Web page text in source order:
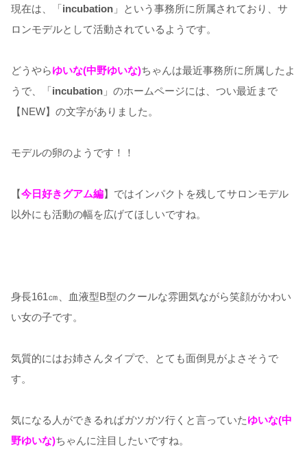
現在は、「incubation 」という事務所に所属されており、サ
ロンモデルとして活動されているようです。
どうやらゆいな(中野ゆいな)ちゃんは最近事務所に所属したよ
うで、「incubation 」のホームページには、つい最近まで
【NEW】の文字がありました。
モデルの卵のようです！！
【今日好きグアム編】ではインパクトを残してサロンモデル
以外にも活動の幅を広げてほしいですね。
身長161㎝、血液型B型のクールな雰囲気ながら笑顔がかわい
い女の子です。
気質的にはお姉さんタイプで、とても面倒見がよさそうで
す。
気になる人ができるればガツガツ行くと言っていたゆいな(中
野ゆいな)ちゃんに注目したいですね。